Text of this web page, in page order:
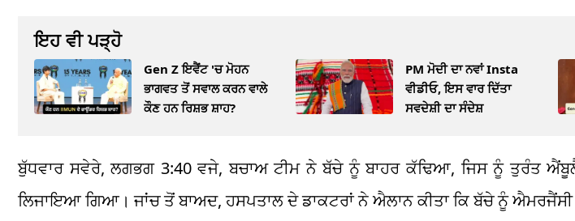
ਇਹ ਵੀ ਪੜ੍ਹੋ
Gen Z ਇਵੈਂਟ 'ਚ ਮੋਹਨ
ਭਾਗਵਤ ਤੋਂ ਸਵਾਲ ਕਰਨ ਵਾਲੇ
ਕੌਣ ਹਨ ਰਿਸ਼ਭ ਸ਼ਾਹ?
PM ਮੋਦੀ ਦਾ ਨਵਾਂ Insta
ਵੀਡੀਓ, ਇਸ ਵਾਰ ਦਿੱਤਾ
ਸਵਦੇਸ਼ੀ ਦਾ ਸੰਦੇਸ਼
ਬੁੱਧਵਾਰ ਸਵੇਰੇ, ਲਗਭਗ 3:40 ਵਜੇ, ਬਚਾਅ ਟੀਮ ਨੇ ਬੱਚੇ ਨੂੰ ਬਾਹਰ ਕੱਢਿਆ, ਜਿਸ ਨੂੰ ਤੁਰੰਤ
ਲਿਜਾਇਆ ਗਿਆ। ਜਾਂਚ ਤੋਂ ਬਾਅਦ, ਹਸਪਤਾਲ ਦੇ ਡਾਕਟਰਾਂ ਨੇ ਐਲਾਨ ਕੀਤਾ ਕਿ ਬੱਚੇ ਨੂੰ